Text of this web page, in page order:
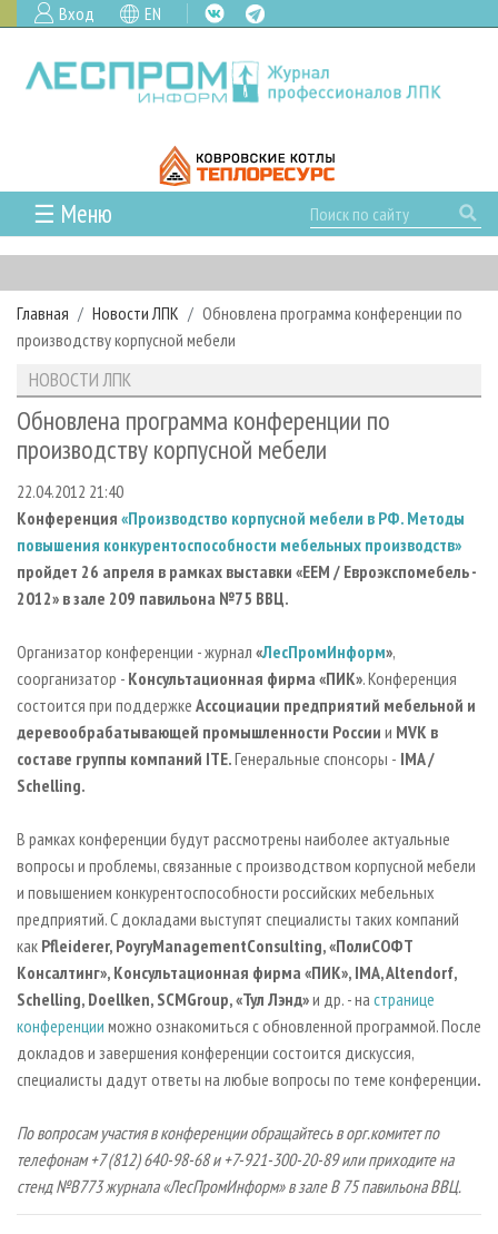
Вход EN
☰ Меню
ГЛАВНАЯ
РУБРИКИ И ТЕМЫ
РУБРИКИ ЖУРНАЛА
ЛЕСОЗАГОТОВКА
ЛЕСОПИЛЕНИЕ
СУШКА ДРЕВЕСИНЫ
ПРОИЗВОДСТВО ДРЕВЕСНЫХ ПЛИТ
ДЕРЕВЯННОЕ ДОМОСТРОЕНИЕ
БИОЭНЕРГЕТИКА
ЦБП
ИНСТРУМЕНТ И МАТЕРИАЛЫ
НОВОСТИ
НОВОСТИ ЛПК
НОВОСТИ ЖУРНАЛА
ПРОЕКТЫ ЛПИ
АНАЛИТИКА
ПРЕДПРИЯТИЯ ЛПК
ПЕРСОНЫ
МОБИЛЬНЫЕ ВЫСТАВКИ
ОФИЦИАЛЬНЫЕ ДЕЛЕГАЦИИ
RUSSIAN FORESTRY REVIEW
ГАЗЕТА ЛЕСПРОМФОРУМ
БИБЛИОТЕКА СПЕЦИАЛИСТА
АРХИВ
АРХИВ ЖУРНАЛОВ
О ЖУРНАЛЕ
ПОДПИСКА
КОНТАКТЫ
РЕКЛАМОДАТЕЛЯМ
РЕКЛАМА
РЕКЛАМА НА САЙТЕ
Главная Новости ЛПК
Обновлена программа конференции по
производству корпусной мебели
НОВОСТИ ЛПК
Обновлена программа конференции по
производству корпусной мебели
22.04.2012 21:40
Конференция «Производство корпусной мебели в РФ. Методы
повышения конкурентоспособности мебельных производств»
пройдет 26 апреля в рамках выставки «ЕЕМ / Евроэкспомебель -
2012» в зале 209 павильона №75 ВВЦ.
Организатор конференции - журнал «ЛесПромИнформ»,
соорганизатор - Консультационная фирма «ПИК». Конференция
состоится при поддержке Ассоциации предприятий мебельной и
деревообрабатывающей промышленности России и MVK в
составе группы компаний ITE.Генеральные спонсоры - IMA /
Schelling.
В рамках конференции будут рассмотрены наиболее актуальные
вопросы и проблемы, связанные с производством корпусной мебели
и повышением конкурентоспособности российских мебельных
предприятий. С докладами выступят специалисты таких компаний
как Pfleiderer, PoyryManagementConsulting, «ПолиСОФТ
Консалтинг», Консультационная фирма «ПИК», IMA, Altendorf,
Schelling, Doellken, SCMGroup, «Тул Лэнд»и др. - на странице
конференции можно ознакомиться с обновленной программой. После
докладов и завершения конференции состоится дискуссия,
специалисты дадут ответы на любые вопросы по теме конференции.
По вопросам участия в конференции обращайтесь в орг.комитет по
телефонам +7 (812) 640-98-68 и +7-921-300-20-89 или приходите на
стенд №В773 журнала «ЛесПромИнформ» в зале В 75 павильона ВВЦ.